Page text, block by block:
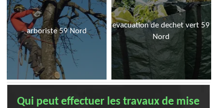
arboriste 59 Nord
evacuation de dechet vert 59
Nord
Qui peut effectuer les travaux de mise